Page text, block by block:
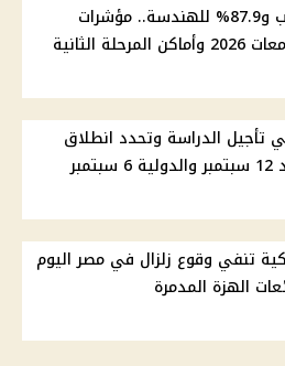
92.8% للطب و87.9% للهندسة.. مؤشرات
الثانية
تأجيل الدراسة وتحدد انطلاق
تنفي وقوع زلزال في مصر اليوم
الهزة المدمرة